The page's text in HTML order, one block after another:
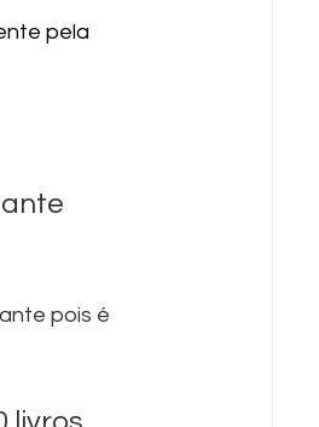
pela
pois é